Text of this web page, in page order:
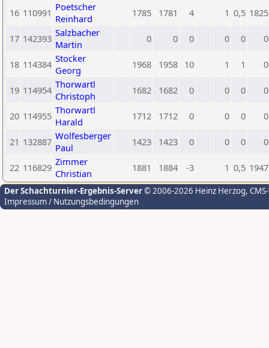
16 110991 Poetscher
Reinhard
1785 1781 4 1 0,5 1825
17 142393 Salzbacher
Martin
0 0 0 0 0 0
18 114384 Stocker
Georg
1968 1958 10 1 1 0
19 114954 Thorwartl
Christoph
1682 1682 0 0 0 0
20 114955 Thorwartl
Harald
1712 1712 0 0 0 0
21 132887 Wolfesberger
Paul
1423 1423 0 0 0 0
22 116829 Zimmer
Christian
1881 1884 -3 1 0,5 1947
Der Schachturnier-Ergebnis-Server© 2006-2026 Heinz Herzog,
Impressum / Nutzungsbedingungen